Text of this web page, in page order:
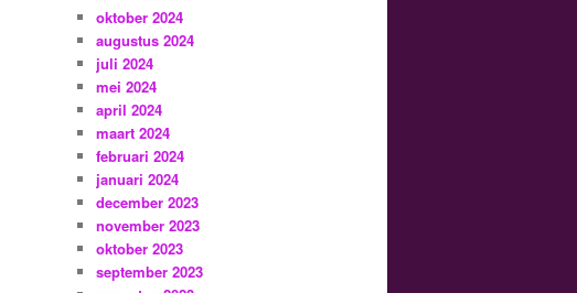
oktober 2024
augustus 2024
juli 2024
mei 2024
april 2024
maart 2024
februari 2024
januari 2024
december 2023
november 2023
oktober 2023
september 2023